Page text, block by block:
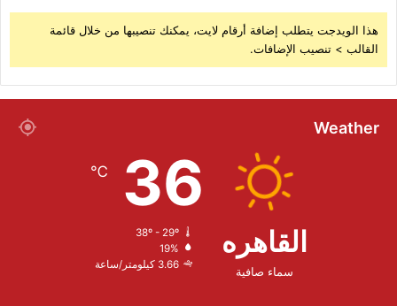
هذا الويدجت يتطلب إضافة أرقام لايت، يمكنك تنصيبها من خلال قائمة
القالب > تنصيب الإضافات.
Weather
القاهره
سماء صافية
36
℃
38º - 29º
19%
3.66 كيلومتر/ساعة